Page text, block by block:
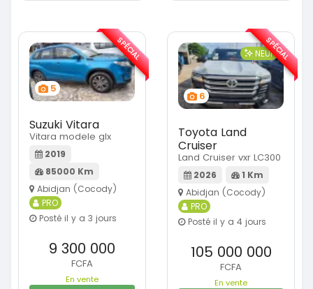
5
Suzuki Vitara
Vitara modele glx
2019
85000 Km
Abidjan (Cocody)
PRO
Posté il y a 3 jours
9 300 000
FCFA
En vente
SPÉCIAL
6
NEUF
Toyota Land
Cruiser
Land Cruiser vxr LC300
2026
1 Km
Abidjan (Cocody)
PRO
Posté il y a 4 jours
105 000 000
FCFA
En vente
SPÉCIAL